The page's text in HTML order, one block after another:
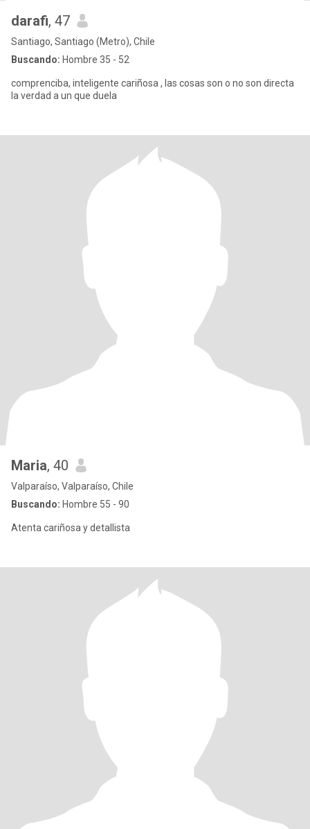
darafi, 47
Santiago, Santiago (Metro), Chile
Buscando: Hombre 35 - 52
comprenciba, inteligente cariñosa , las cosas son o no son directa
la verdad a un que duela
Maria, 40
Valparaíso, Valparaíso, Chile
Buscando: Hombre 55 - 90
Atenta cariñosa y detallista